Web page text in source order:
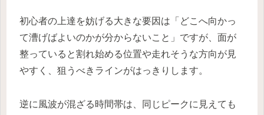
初心者の上達を妨げる大きな要因は「どこへ向かっ
て漕げばよいのかが分からないこと」ですが、面が
整っていると割れ始める位置や走れそうな方向が見
やすく、狙うべきラインがはっきりします。
逆に風波が混ざる時間帯は、同じピークに見えても